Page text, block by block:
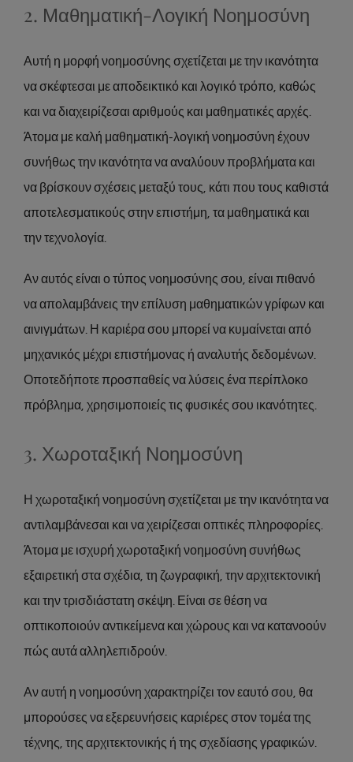
2. Μαθηματική-Λογική Νοημοσύνη
Αυτή η μορφή νοημοσύνης σχετίζεται με την ικανότητα
να σκέφτεσαι με αποδεικτικό και λογικό τρόπο, καθώς
και να διαχειρίζεσαι αριθμούς και μαθηματικές αρχές.
Άτομα με καλή μαθηματική-λογική νοημοσύνη έχουν
συνήθως την ικανότητα να αναλύουν προβλήματα και
να βρίσκουν σχέσεις μεταξύ τους, κάτι που τους καθιστά
αποτελεσματικούς στην επιστήμη, τα μαθηματικά και
την τεχνολογία.
Αν αυτός είναι ο τύπος νοημοσύνης σου, είναι πιθανό
να απολαμβάνεις την επίλυση μαθηματικών γρίφων και
αινιγμάτων. Η καριέρα σου μπορεί να κυμαίνεται από
μηχανικός μέχρι επιστήμονας ή αναλυτής δεδομένων.
Οποτεδήποτε προσπαθείς να λύσεις ένα περίπλοκο
πρόβλημα, χρησιμοποιείς τις φυσικές σου ικανότητες.
3. Χωροταξική Νοημοσύνη
Η χωροταξική νοημοσύνη σχετίζεται με την ικανότητα να
αντιλαμβάνεσαι και να χειρίζεσαι οπτικές πληροφορίες.
Άτομα με ισχυρή χωροταξική νοημοσύνη συνήθως
εξαιρετική στα σχέδια, τη ζωγραφική, την αρχιτεκτονική
και την τρισδιάστατη σκέψη. Είναι σε θέση να
οπτικοποιούν αντικείμενα και χώρους και να κατανοούν
πώς αυτά αλληλεπιδρούν.
Αν αυτή η νοημοσύνη χαρακτηρίζει τον εαυτό σου, θα
μπορούσες να εξερευνήσεις καριέρες στον τομέα της
τέχνης, της αρχιτεκτονικής ή της σχεδίασης γραφικών.